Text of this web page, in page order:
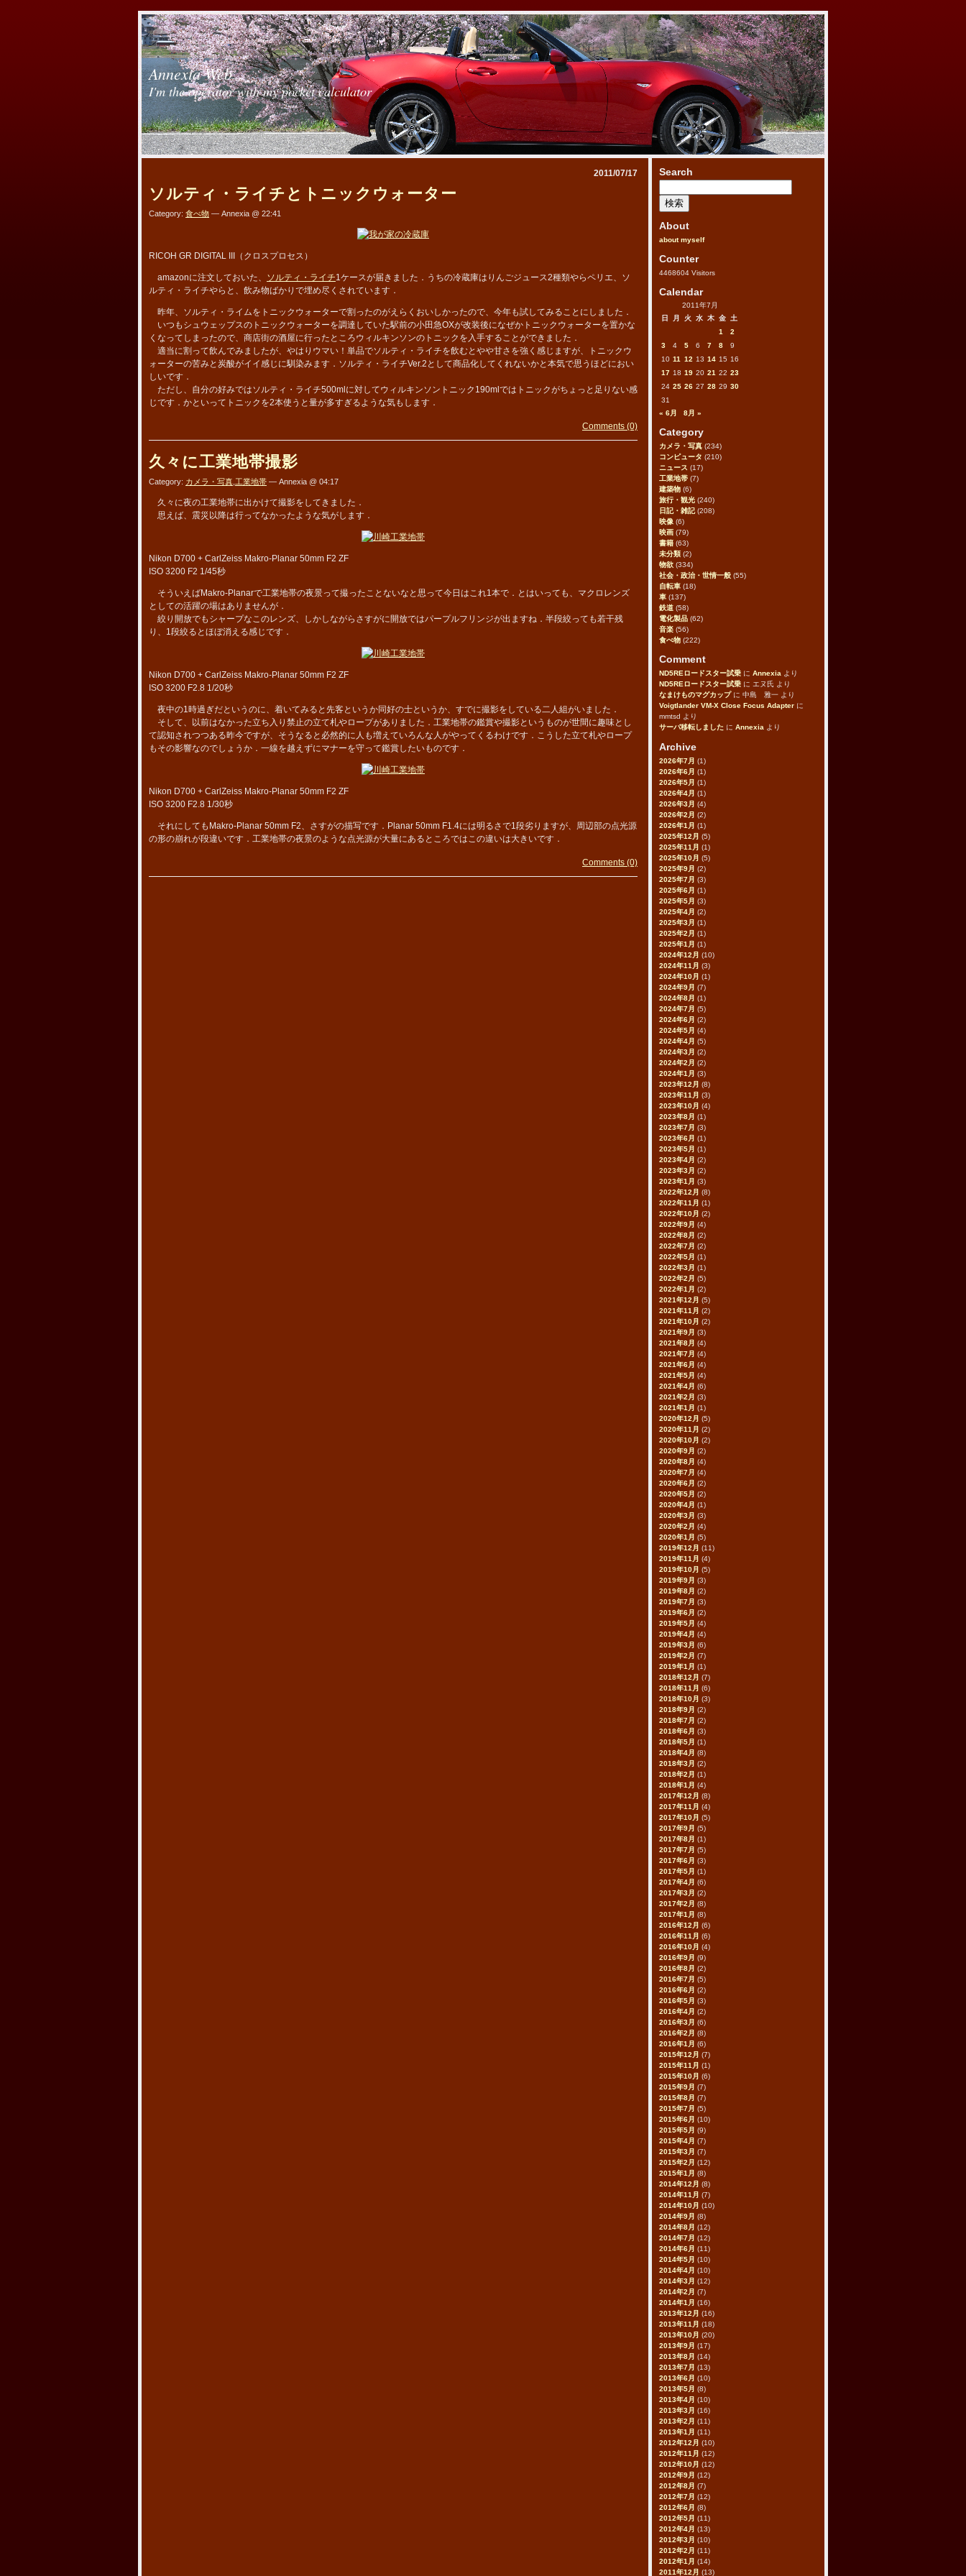
Annexia Web
I'm the operator with my pocket calculator
Search
索:
About
about myself
Counter
4468604 Visitors
Calendar
2011年7月
日
月 火 水 木 金
土
1
2
3
4 5 6 7 8
9
10 11 12 13 14 15 16
17 18 19 20 21 22 23
24 25 26 27 28 29 30
31
« 6月
8月 »
Category
カメラ・写真 (234)
コンピュータ (210)
ニュース (17)
工業地帯 (7)
建築物 (6)
旅行・観光 (240)
日記・雑記(208)
映像 (6)
映画 (79)
書籍 (63)
未分類 (2)
物欲 (334)
社会・政治・世情一般 (55)
自転車 (18)
車 (137)
鉄道 (58)
電化製品 (62)
音楽 (56)
食べ物 (222)
Comment
ND5REロードスター試乗 に Annexia より
ND5REロードスター試乗 に エヌ氏 より
なまけものマグカップに 中島 雅一 より
Voigtlander VM-X Close Focus Adapter に
mmtsd より
サーバ移転しました に Annexia より
Archive
2026年7月 (1)
2026年6月 (1)
2026年5月 (1)
2026年4月 (1)
2026年3月 (4)
2026年2月 (2)
2026年1月 (1)
2025年12月 (5)
2025年11月 (1)
2025年10月 (5)
2025年9月 (2)
2025年7月 (3)
2025年6月 (1)
2025年5月 (3)
2025年4月 (2)
2025年3月 (1)
2025年2月 (1)
2025年1月 (1)
2024年12月 (10)
2024年11月 (3)
2024年10月 (1)
2024年9月 (7)
2024年8月 (1)
2024年7月 (5)
2024年6月 (2)
2024年5月 (4)
2024年4月 (5)
2024年3月 (2)
2024年2月 (2)
2024年1月 (3)
2023年12月 (8)
2023年11月 (3)
2023年10月 (4)
2023年8月 (1)
2023年7月 (3)
2023年6月 (1)
2023年5月 (1)
2023年4月 (2)
2023年3月 (2)
2023年1月 (3)
2022年12月 (8)
2022年11月 (1)
2022年10月 (2)
2022年9月 (4)
2022年8月 (2)
2022年7月 (2)
2022年5月 (1)
2022年3月 (1)
2022年2月 (5)
2022年1月 (2)
2021年12月 (5)
2021年11月 (2)
2021年10月 (2)
2021年9月 (3)
2021年8月 (4)
2021年7月 (4)
2021年6月 (4)
2021年5月 (4)
2021年4月 (6)
2021年2月 (3)
2021年1月 (1)
2020年12月 (5)
2020年11月 (2)
2020年10月 (2)
2020年9月 (2)
2020年8月 (4)
2020年7月 (4)
2020年6月 (2)
2020年5月 (2)
2020年4月 (1)
2020年3月 (3)
2020年2月 (4)
2020年1月 (5)
2019年12月 (11)
2019年11月 (4)
2019年10月 (5)
2019年9月 (3)
2019年8月 (2)
2019年7月 (3)
2019年6月 (2)
2019年5月 (4)
2019年4月 (4)
2019年3月 (6)
2019年2月 (7)
2019年1月 (1)
2018年12月 (7)
2018年11月 (6)
2018年10月 (3)
2018年9月 (2)
2018年7月 (2)
2018年6月 (3)
2018年5月 (1)
2018年4月 (8)
2018年3月 (2)
2018年2月 (1)
2018年1月 (4)
2017年12月 (8)
2017年11月 (4)
2017年10月 (5)
2017年9月 (5)
2017年8月 (1)
2017年7月 (5)
2017年6月 (3)
2017年5月 (1)
2017年4月 (6)
2017年3月 (2)
2017年2月 (8)
2017年1月 (8)
2016年12月 (6)
2016年11月 (6)
2016年10月 (4)
2016年9月 (9)
2016年8月 (2)
2016年7月 (5)
2016年6月 (2)
2016年5月 (3)
2016年4月 (2)
2016年3月 (6)
2016年2月 (8)
2016年1月 (6)
2015年12月 (7)
2015年11月 (1)
2015年10月 (6)
2015年9月 (7)
2015年8月 (7)
2015年7月 (5)
2015年6月 (10)
2015年5月 (9)
2015年4月 (7)
2015年3月 (7)
2015年2月 (12)
2015年1月 (8)
2014年12月 (8)
2014年11月 (7)
2014年10月 (10)
2014年9月 (8)
2014年8月 (12)
2014年7月 (12)
2014年6月 (11)
2014年5月 (10)
2014年4月 (10)
2014年3月 (12)
2014年2月 (7)
2014年1月 (16)
2013年12月 (16)
2013年11月 (18)
2013年10月 (20)
2013年9月 (17)
2013年8月 (14)
2013年7月 (13)
2013年6月 (10)
2013年5月 (8)
2013年4月 (10)
2013年3月 (16)
2013年2月 (11)
2013年1月 (11)
2012年12月 (10)
2012年11月 (12)
2012年10月 (12)
2012年9月 (12)
2012年8月 (7)
2012年7月 (12)
2012年6月 (8)
2012年5月 (11)
2012年4月 (13)
2012年3月 (10)
2012年2月 (11)
2012年1月 (14)
2011年12月 (13)
2011/07/17
ソルティ・ライチとトニックウォーター
Category: 食べ物 — Annexia @ 22:41
RICOH GR DIGITAL III（クロスプロセス）
amazonに注文しておいた、 ソルティ・ライチ1ケースが届きました．うちの冷蔵庫はりんごジュース2種類やらペリエ、ソ
ルティ・ライチやらと、飲み物ばかりで埋め尽くされています．
昨年、ソルティ・ライムをトニックウォーターで割ったのがえらくおいしかったので、今年も試してみることにしました．
いつもシュウェップスのトニックウォーターを調達していた駅前の小田急OXが改装後になぜかトニックウォーターを置かな
くなってしまったので、商店街の酒屋に行ったところウィルキンソンのトニックを入手することができました．
適当に割って飲んでみましたが、やはりウマい！単品でソルティ・ライチを飲むとやや甘さを強く感じますが、トニックウ
ォーターの苦みと炭酸がイイ感じに馴染みます．ソルティ・ライチVer.2として商品化してくれないかと本気で思うほどにおい
しいです．
ただし、自分の好みではソルティ・ライチ500mlに対してウィルキンソントニック190mlではトニックがちょっと足りない感
じです．かといってトニックを2本使うと量が多すぎるような気もします．
Comments (0)
久々に工業地帯撮影
Category: カメラ・写真 工業地帯 — Annexia @ 04:17
久々に夜の工業地帯に出かけて撮影をしてきました．
思えば、震災以降は行ってなかったような気がします．
Nikon D700 + CarlZeiss Makro-Planar 50mm F2 ZF
ISO 3200 F2 1/45秒
そういえばMakro-Planarで工業地帯の夜景って撮ったことないなと思って今日はこれ1本で．とはいっても、マクロレンズ
としての活躍の場はありませんが．
絞り開放でもシャープなこのレンズ、しかしながらさすがに開放ではパープルフリンジが出ますね．半段絞っても若干残
り、1段絞るとほぼ消える感じです．
Nikon D700 + CarlZeiss Makro-Planar 50mm F2 ZF
ISO 3200 F2.8 1/20秒
夜中の1時過ぎだというのに、着いてみると先客というか同好の士というか、すでに撮影をしている二人組がいました．
そして、以前はなかった立ち入り禁止の立て札やロープがありました．工業地帯の鑑賞や撮影というものが世間に趣味とし
て認知されつつある昨今ですが、そうなると必然的に人も増えていろんな人がやってくるわけです．こうした立て札やロープ
もその影響なのでしょうか．一線を越えずにマナーを守って鑑賞したいものです．
Nikon D700 + CarlZeiss Makro-Planar 50mm F2 ZF
ISO 3200 F2.8 1/30秒
それにしてもMakro-Planar 50mm F2、さすがの描写です．Planar 50mm F1.4には明るさで1段劣りますが、周辺部の点光源
の形の崩れが段違いです．工業地帯の夜景のような点光源が大量にあるところではこの違いは大きいです．
Comments (0)